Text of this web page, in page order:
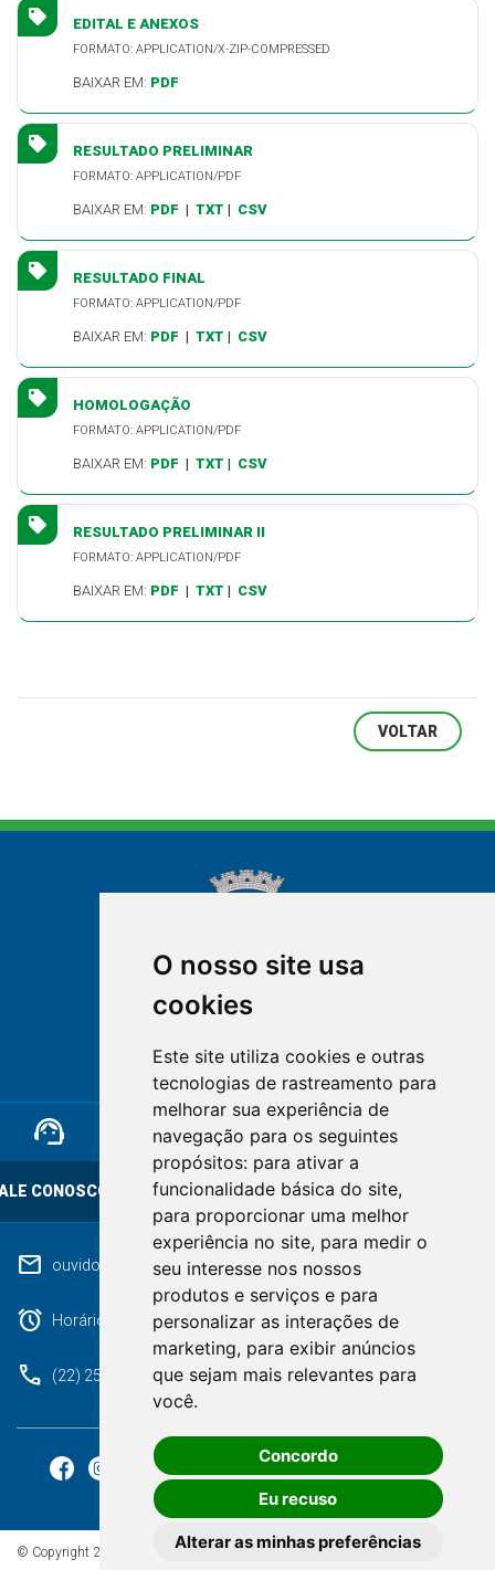
O nosso site usa
cookies
Este site utiliza cookies e outras
tecnologias de rastreamento para
melhorar sua experiência de
navegação para os seguintes
propósitos: para ativar a
funcionalidade básica do site,
para proporcionar uma melhor
experiência no site, para medir o
seu interesse nos nossos
produtos e serviços e para
personalizar as interações de
marketing, para exibir anúncios
que sejam mais relevantes para
você.
Concordo
Eu recuso
Alterar as minhas preferências
EDITAL E ANEXOS
FORMATO: APPLICATION/X-ZIP-COMPRESSED
BAIXAR EM: PDF
RESULTADO PRELIMINAR
FORMATO: APPLICATION/PDF
BAIXAR EM: PDF | TXT | CSV
RESULTADO FINAL
FORMATO: APPLICATION/PDF
BAIXAR EM: PDF | TXT | CSV
HOMOLOGAÇÃO
FORMATO: APPLICATION/PDF
BAIXAR EM: PDF | TXT | CSV
RESULTADO PRELIMINAR II
FORMATO: APPLICATION/PDF
BAIXAR EM: PDF | TXT | CSV
VOLTAR
NOVA FRIBURGO
RIO DE JANEIRO
mail ouvidoriageral@pmnf.rj.gov.br
alarm Horário de atendimento: Segunda a Sexta das 09h às 17h.
phone (22) 2525-9100
support_agent
CONOSCO
mail
OUVIDORIA
© Copyright 2026 - Todos os direitos reservados à Prefeitura de